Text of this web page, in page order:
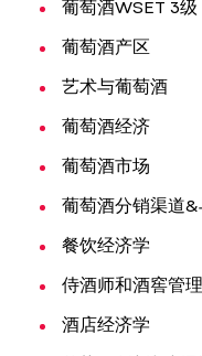
葡萄酒WSET 3级
葡萄酒产区
艺术与葡萄酒
葡萄酒经济
葡萄酒市场
葡萄酒分销渠道&
餐饮经济学
侍酒师和酒窖管理
酒店经济学